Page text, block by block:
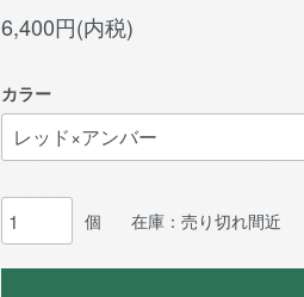
6,400円(内税)
カラー
個 在庫：売り切れ間近